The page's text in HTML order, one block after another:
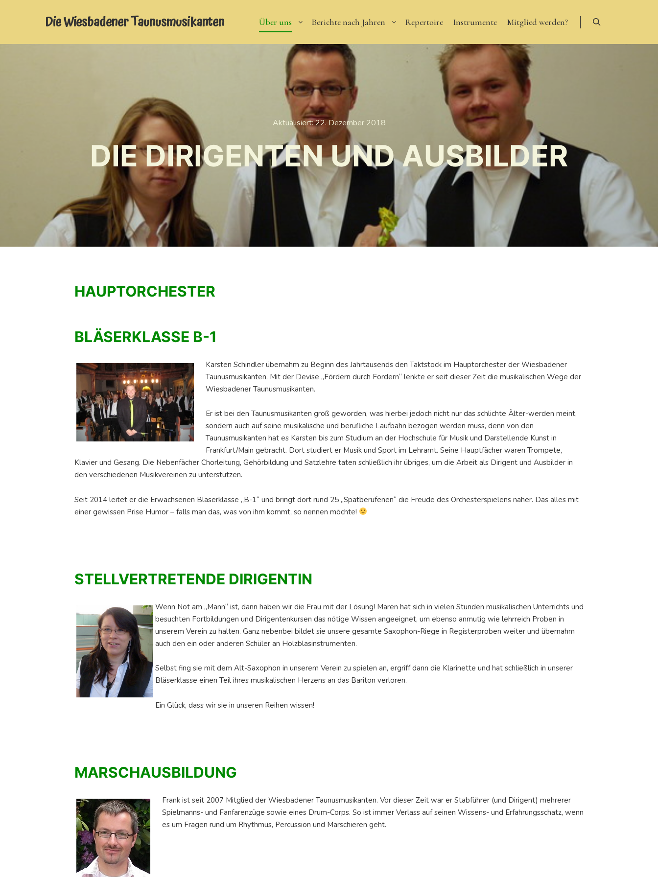
Die Wiesbadener Taunusmusikanten Über uns Berichte nach Jahren Repertoire Instrumente Mitglied werden?
Aktualisiert:22. Dezember 2018
DIE DIRIGENTEN UND AUSBILDER
HAUPTORCHESTER
BLÄSERKLASSE B-1
Karsten Schindler übernahm zu Beginn des Jahrtausends den Taktstock im Hauptorchester der Wiesbadener
Taunusmusikanten. Mit der Devise „Fördern durch Fordern“ lenkte er seit dieser Zeit die musikalischen Wege der
Wiesbadener Taunusmusikanten.
Er ist bei den Taunusmusikanten groß geworden, was hierbei jedoch nicht nur das schlichte Älter-werden meint,
sondern auch auf seine musikalische und berufliche Laufbahn bezogen werden muss, denn von den
Taunusmusikanten hat es Karsten bis zum Studium an der Hochschule für Musik und Darstellende Kunst in
Frankfurt/Main gebracht. Dort studiert er Musik und Sport im Lehramt. Seine Hauptfächer waren Trompete,
Klavier und Gesang. Die Nebenfächer Chorleitung, Gehörbildung und Satzlehre taten schließlich ihr übriges, um die Arbeit als Dirigent und Ausbilder in
den verschiedenen Musikvereinen zu unterstützen.
Seit 2014 leitet er die Erwachsenen Bläserklasse „B-1“ und bringt dort rund 25 „Spätberufenen“ die Freude des Orchesterspielens näher. Das alles mit
einer gewissen Prise Humor – falls man das, was von ihm kommt, so nennen möchte!
STELLVERTRETENDE DIRIGENTIN
Wenn Not am „Mann“ ist, dann haben wir die Frau mit der Lösung! Maren hat sich in vielen Stunden musikalischen Unterrichts und
besuchten Fortbildungen und Dirigentenkursen das nötige Wissen angeeignet, um ebenso anmutig wie lehrreich Proben in
unserem Verein zu halten. Ganz nebenbei bildet sie unsere gesamte Saxophon-Riege in Registerproben weiter und übernahm
auch den ein oder anderen Schüler an Holzblasinstrumenten.
Selbst fing sie mit dem Alt-Saxophon in unserem Verein zu spielen an, ergriff dann die Klarinette und hat schließlich in unserer
Bläserklasse einen Teil ihres musikalischen Herzens an das Bariton verloren.
Ein Glück, dass wir sie in unseren Reihen wissen!
MARSCHAUSBILDUNG
Frank ist seit 2007 Mitglied der Wiesbadener Taunusmusikanten. Vor dieser Zeit war er Stabführer (und Dirigent) mehrerer
Spielmanns- und Fanfarenzüge sowie eines Drum-Corps. So ist immer Verlass auf seinen Wissens- und Erfahrungsschatz, wenn
es um Fragen rund um Rhythmus, Percussion und Marschieren geht.